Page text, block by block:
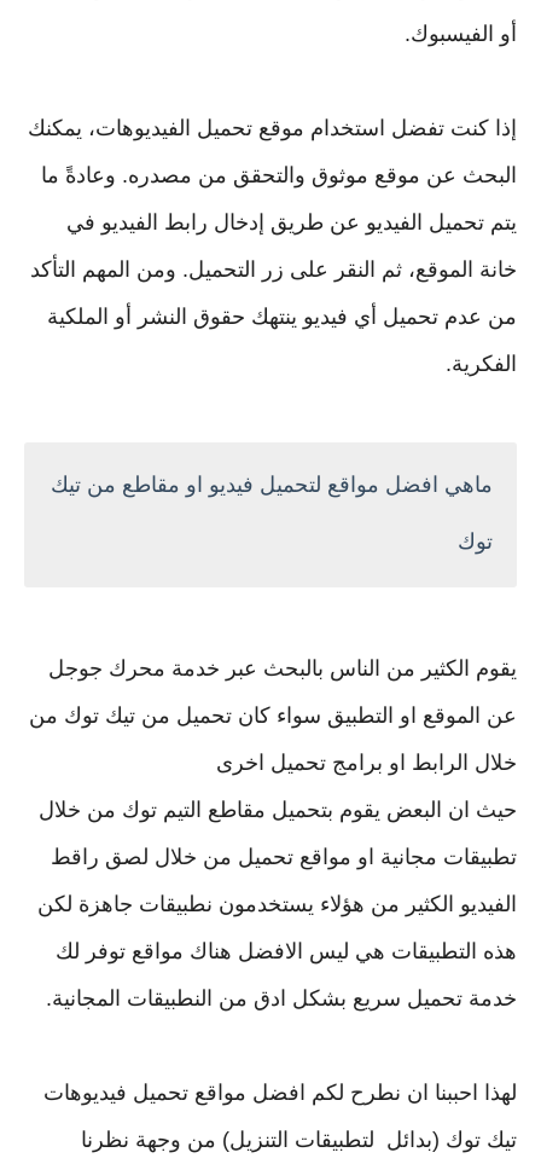
أو الفيسبوك.
إذا كنت تفضل استخدام موقع تحميل الفيديوهات، يمكنك
البحث عن موقع موثوق والتحقق من مصدره. وعادةً ما
يتم تحميل الفيديو عن طريق إدخال رابط الفيديو في
خانة الموقع، ثم النقر على زر التحميل. ومن المهم التأكد
من عدم تحميل أي فيديو ينتهك حقوق النشر أو الملكية
الفكرية.
ماهي افضل مواقع لتحميل فيديو او مقاطع من تيك
توك
يقوم الكثير من الناس بالبحث عبر خدمة محرك جوجل
عن الموقع او التطبيق سواء كان تحميل من تيك توك من
خلال الرابط او برامج تحميل اخرى
حيث ان البعض يقوم بتحميل مقاطع التيم توك من خلال
تطبيقات مجانية او مواقع تحميل من خلال لصق راقط
الفيديو الكثير من هؤلاء يستخدمون نطبيقات جاهزة لكن
هذه التطبيقات هي ليس الافضل هناك مواقع توفر لك
خدمة تحميل سريع بشكل ادق من النطبيقات المجانية.
لهذا احببنا ان نطرح لكم افضل مواقع تحميل فيديوهات
تيك توك (بدائل لتطبيقات التنزيل) من وجهة نظرنا